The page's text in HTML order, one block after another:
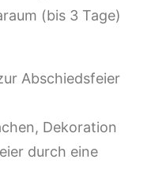
(bis 3 Tage)
Abschiedsfeier
Dekoration
durch eine